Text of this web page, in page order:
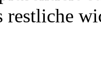
restliche